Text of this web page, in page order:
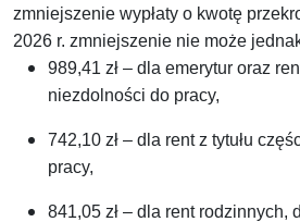
zmniejszenie wypłaty o kwotę
2026 r. zmniejszenie nie może
989,41 zł – dla emerytur oraz
niezdolności do pracy,
742,10 zł – dla rent z tytułu
pracy,
841,05 zł – dla rent rodzinnych,